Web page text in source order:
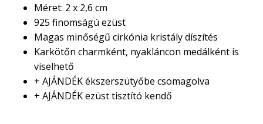
Méret: 2 x 2,6 cm
925 finomságú ezüst
Magas minőségű cirkónia kristály díszítés
Karkötőn charmként, nyakláncon medálként is
viselhető
+ AJÁNDÉK ékszerszütyőbe csomagolva
+ AJÁNDÉK ezüst tisztító kendő